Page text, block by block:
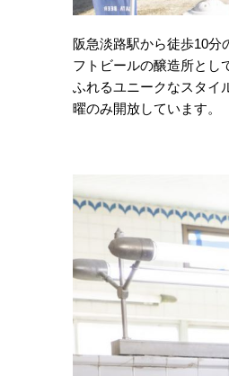
阪急淡路駅から徒歩10分
フトビールの醸造所とし
ふれるユニークなスタイ
曜のみ開放しています。